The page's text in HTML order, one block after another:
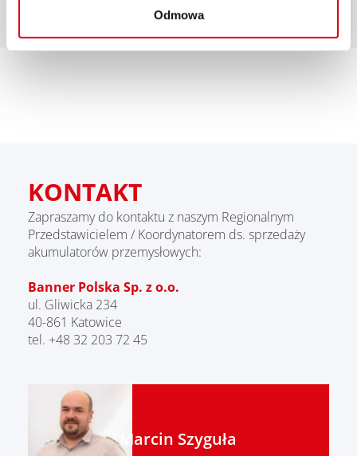
Odmowa
KONTAKT
Zapraszamy do kontaktu z naszym Regionalnym
Przedstawicielem / Koordynatorem ds. sprzedaży
akumulatorów przemysłowych:
Banner Polska Sp. z o.o.
ul. Gliwicka 234
40-861 Katowice
tel. +48 32 203 72 45
Marcin Szyguła